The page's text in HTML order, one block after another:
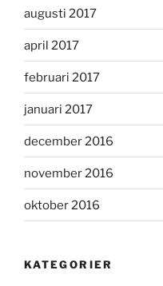
augusti 2017
april 2017
februari 2017
januari 2017
december 2016
november 2016
oktober 2016
KATEGORIER